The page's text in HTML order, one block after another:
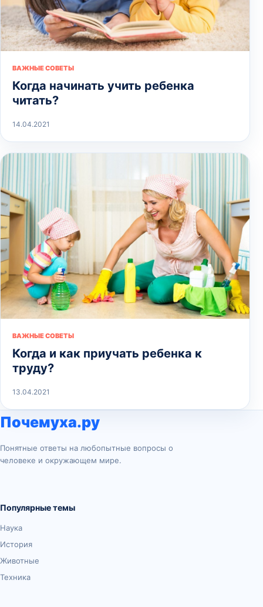
ВАЖНЫЕ СОВЕТЫ
Когда начинать учить ребенка
читать?
14.04.2021
ВАЖНЫЕ СОВЕТЫ
Когда и как приучать ребенка к
труду?
13.04.2021
Почемуха.ру
Понятные ответы на любопытные вопросы о
человеке и окружающем мире.
Популярные темы
Наука
История
Животные
Техника